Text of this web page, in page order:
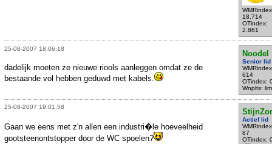
18.714
OTindex:
2.861
25-08-2007 18:06:18
Noodel
Senior lid
614
OTindex:
Wnplts:
dadelijk moeten ze nieuwe riools aanleggen omdat ze de
bestaande vol hebben geduwd met kabels.
25-08-2007 19:01:58
Actief lid
87
OTindex:
Gaan we eens met z'n allen een industri�le hoeveelheid
gootsteenontstopper door de WC spoelen?